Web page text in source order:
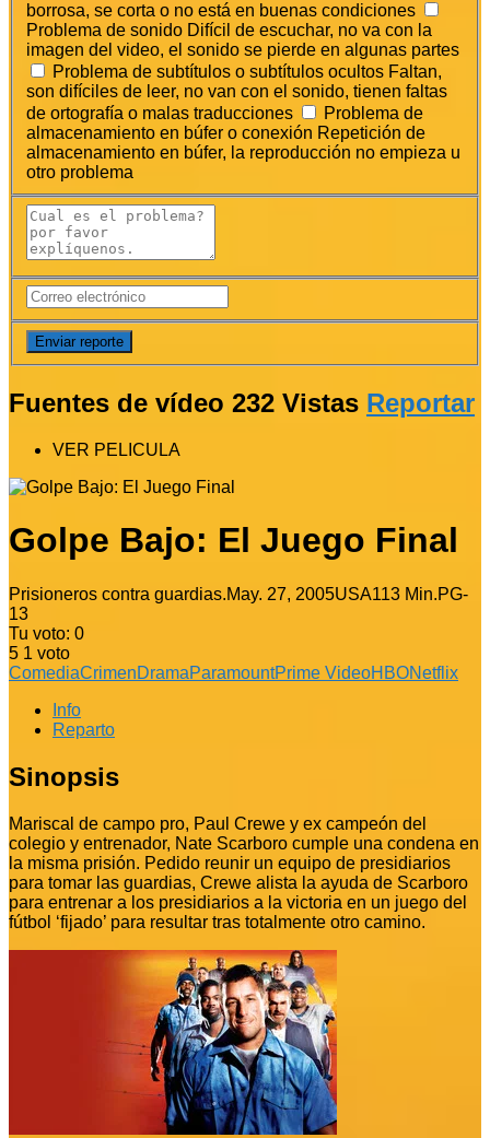
borrosa, se corta o no está en buenas condiciones
Problema de sonido Difícil de escuchar, no va con la
imagen del video, el sonido se pierde en algunas partes
Problema de subtítulos o subtítulos ocultos Faltan,
son difíciles de leer, no van con el sonido, tienen faltas
de ortografía o malas traducciones
Problema de
almacenamiento en búfer o conexión Repetición de
almacenamiento en búfer, la reproducción no empieza u
otro problema
Fuentes de vídeo 232 Vistas Reportar
VER PELICULA
Golpe Bajo: El Juego Final
Prisioneros contra guardias.May. 27, 2005USA113 Min.PG-
13
Tu voto: 0
5 1 voto
ComediaCrimenDramaParamountPrime VideoHBONetflix
Info
Reparto
Sinopsis
Mariscal de campo pro, Paul Crewe y ex campeón del
colegio y entrenador, Nate Scarboro cumple una condena en
la misma prisión. Pedido reunir un equipo de presidiarios
para tomar las guardias, Crewe alista la ayuda de Scarboro
para entrenar a los presidiarios a la victoria en un juego del
fútbol ‘fijado’ para resultar tras totalmente otro camino.